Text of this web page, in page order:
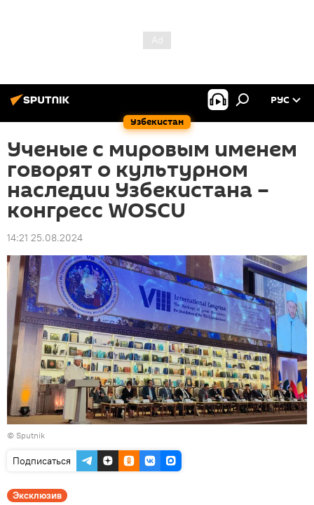
Узбекистан
РУС
Ученые с мировым именем
говорят о культурном
наследии Узбекистана –
конгресс WOSCU
14:21 25.08.2024
© Sputnik
Подписаться
Эксклюзив